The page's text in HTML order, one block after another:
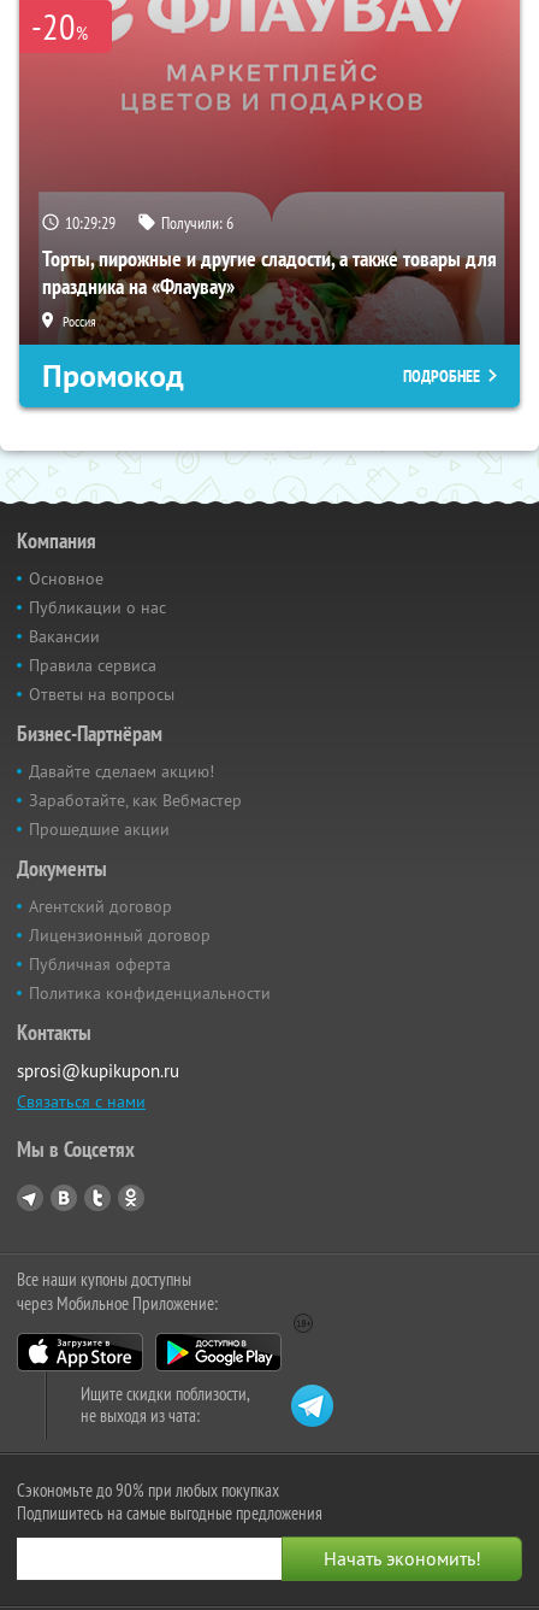
-20%
10:29:28 Получили:6
Торты, пирожные и другие сладости, а также товары для
праздника на «Флаувау»
Россия
Промокод ПОДРОБНЕЕ
Компания
Основное
Публикации о нас
Вакансии
Правила сервиса
Ответы на вопросы
Бизнес-Партнёрам
Давайте сделаем акцию!
Заработайте, как Вебмастер
Прошедшие акции
Документы
Агентский договор
Лицензионный договор
Публичная оферта
Политика конфиденциальности
Контакты
sprosi@kupikupon.ru
Связаться с нами
Мы в Соцсетях
Все наши купоны доступны
через Мобильное Приложение:
Ищите скидки поблизости,
не выходя из чата:
Сэкономьте до 90% при любых покупках
Подпишитесь на самые выгодные предложения